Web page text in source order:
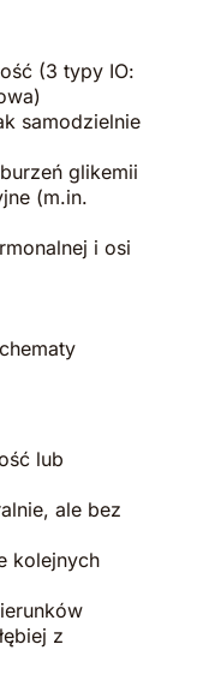
(3 typy IO:
samodzielnie
glikemii
(m.in.
i osi
lub
ale bez
kolejnych
z